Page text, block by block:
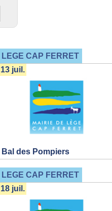
LEGE CAP FERRET
Bal des Pompiers
13 juil.
LEGE CAP FERRET
18 juil.